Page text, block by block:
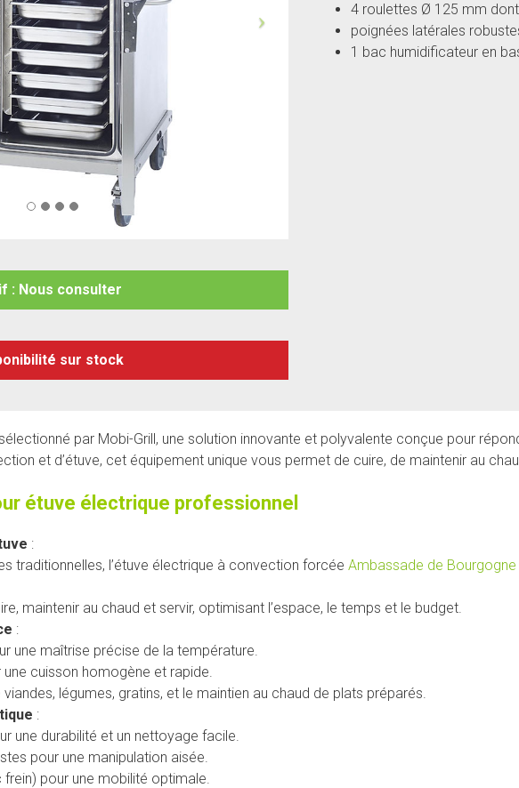
: Nous consulter
sur stock
4 roulettes Ø 125 mm
poignées latérales
1 bac humidificateur en
par Mobi-Grill, une solution innovante et polyvalente conçue pour
et d’étuve, cet équipement unique vous permet de cuire, de maintenir au
étuve électrique professionnel
:
traditionnelles, l’étuve électrique à convection forcée Ambassade de Bourgogne
maintenir au chaud et servir, optimisant l’espace, le temps et le budget.
:
une maîtrise précise de la température.
cuisson homogène et rapide.
légumes, gratins, et le maintien au chaud de plats préparés.
:
une durabilité et un nettoyage facile.
pour une manipulation aisée.
pour une mobilité optimale.